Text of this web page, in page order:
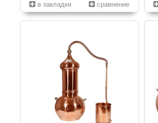
в закладки сравнение